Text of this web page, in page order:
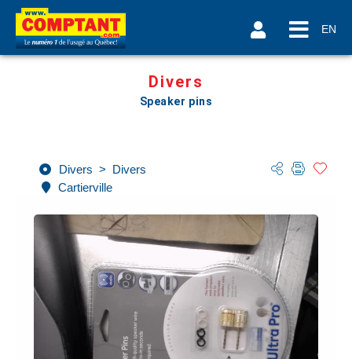
EN
Divers
Speaker pins
Divers > Divers
Cartierville